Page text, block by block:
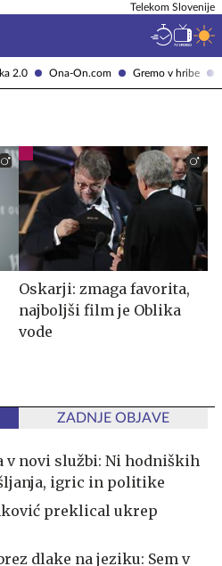
2.0 Ona-On.com Gremo v hribe
Telekom Slovenije
Oskarji: zmaga favorita,
najboljši film je Oblika
vode
ZADNJE OBJAVE
v novi službi: Ni hodniških
igric in politike
preklical ukrep
dlake na jeziku: Sem v